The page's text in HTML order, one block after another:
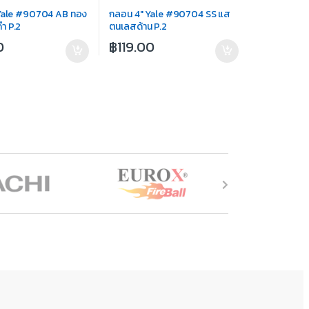
#90704 AB ทอง
P.2
กลอน 4″ Yale #90704 SS แส
ตนเลสด้าน P.2
฿119.00